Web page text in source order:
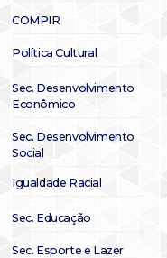
COMPIR
Política Cultural
Sec. Desenvolvimento
Econômico
Sec. Desenvolvimento
Social
Igualdade Racial
Sec. Educação
Sec. Esporte e Lazer